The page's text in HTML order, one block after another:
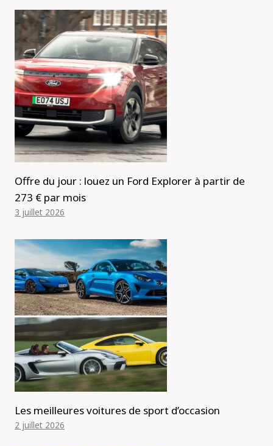
Offre du jour : louez un Ford Explorer à partir de
273 € par mois
3 juillet 2026
Les meilleures voitures de sport d’occasion
2 juillet 2026